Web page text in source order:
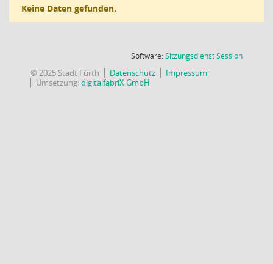
Keine Daten gefunden.
Software:SitzungsdienstSession(Wird in
© 2025 Stadt Fürth Datenschutz
Impressum
Umsetzung:digitalfabriX GmbH